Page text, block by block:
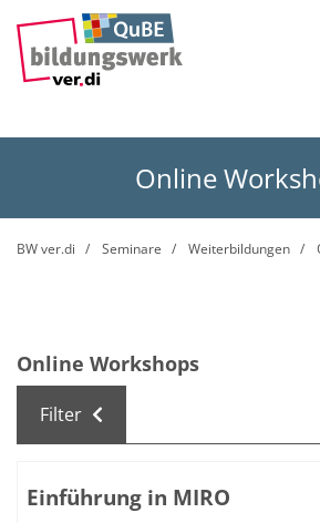
Online
BW ver.di Seminare Weiterbildungen
Online Workshops
Filter
Einführung in MIRO